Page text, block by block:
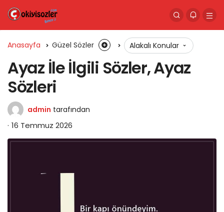
Anasayfa Güzel Sözler Alakalı Konular
Ayaz İle İlgili Sözler, Ayaz
Sözleri
admin tarafından
16 Temmuz 2026